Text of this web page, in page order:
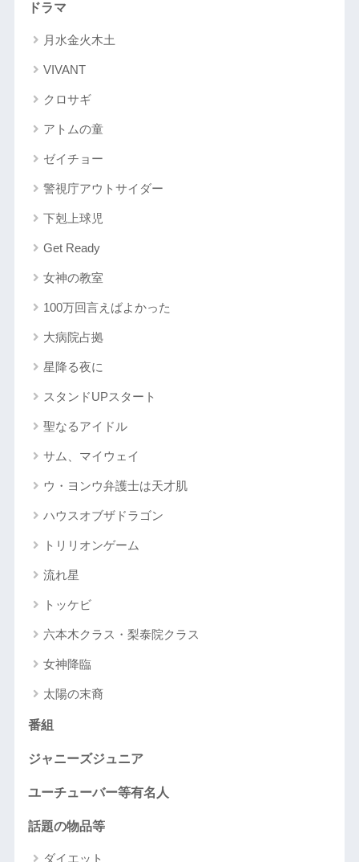
ドラマ
月水金火木土
VIVANT
クロサギ
アトムの童
ゼイチョー
警視庁アウトサイダー
下剋上球児
Get Ready
女神の教室
100万回言えばよかった
大病院占拠
星降る夜に
スタンドUPスタート
聖なるアイドル
サム、マイウェイ
ウ・ヨンウ弁護士は天才肌
ハウスオブザドラゴン
トリリオンゲーム
流れ星
トッケビ
六本木クラス・梨泰院クラス
女神降臨
太陽の末裔
番組
ジャニーズジュニア
ユーチューバー等有名人
話題の物品等
ダイエット